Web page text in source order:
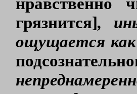
грязнится],
ощущается как